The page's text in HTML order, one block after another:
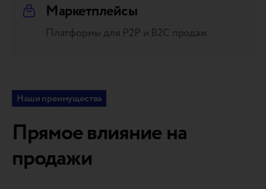
Маркетплейсы
Платформы для P2P и B2C продаж
Наши преимущества
Прямое влияние на
продажи